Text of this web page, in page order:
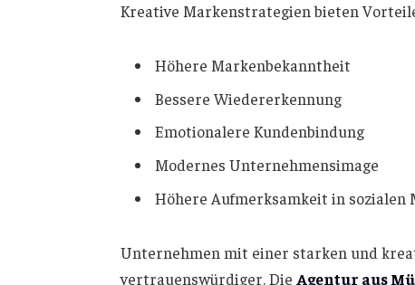
Kreative Markenstrategien bieten
Höhere Markenbekanntheit
Bessere Wiedererkennung
Emotionalere Kundenbindung
Modernes Unternehmensimage
Höhere Aufmerksamkeit in sozialen
Unternehmen mit einer starken und
vertrauenswürdiger. Die Agentur aus